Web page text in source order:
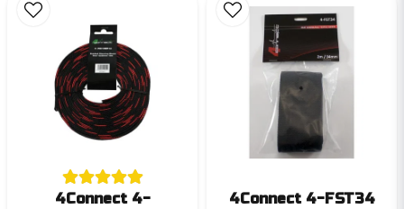
4Connect 4-
4Connect 4-FST34